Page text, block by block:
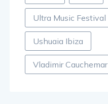
Ultra Music Festival
Ushuaia Ibiza
Vladimir Cauchemar